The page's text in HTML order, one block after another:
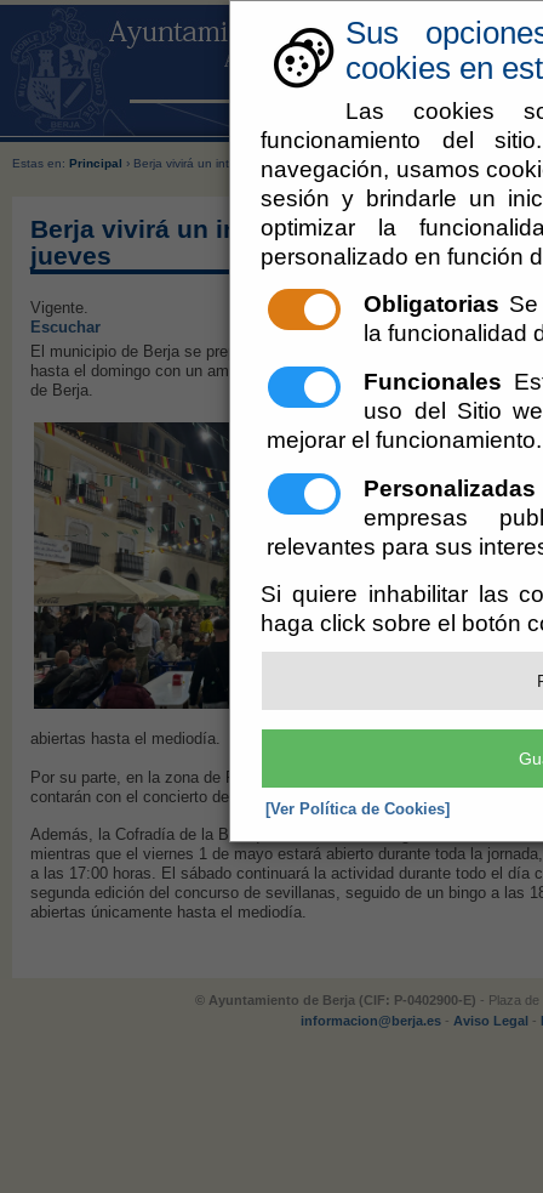
Sus
cookies en
Las cookies
funcionamiento del
navegación, usamos
sesión y brindarle un
optimizar la
personalizado en función
Obligatorias
la funcionalidad
Funcionales
uso del Sitio
mejorar el funcionamiento.
Personalizadas
empresas
relevantes para sus
Si quiere inhabilitar las
haga click sobre el botón
[Ver Política de Cookies]
Estas en: Principal › Berja vivirá un intenso fin de semana con sus Cruces de Mayo desde
Berja vivirá un intenso fin de semana
jueves
Vigente.
Escuchar
El municipio de Berja se prepara para vivir intensamente las
hasta el domingo con un amplio programa de actividades organizadas
de Berja.
abiertas hasta el mediodía.
Por su parte, en la zona de Fuente Toro, las Hermandades de la
contarán con el concierto de Rafa Fuentes el jueves 30 de abril a partir
Además, la Cofradía de la Borriquita ubicará su ambigú en la Plaza de
mientras que el viernes 1 de mayo estará abierto durante toda la
a las 17:00 horas. El sábado continuará la actividad durante todo el día
segunda edición del concurso de sevillanas, seguido de un bingo a las
abiertas únicamente hasta el mediodía.
© Ayuntamiento de Berja (CIF: P-0402900-E) - Plaza
informacion@berja.es - Aviso Legal -